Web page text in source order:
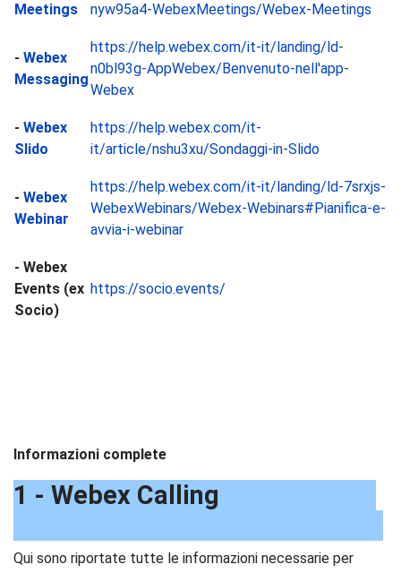
Meetings
nyw95a4-WebexMeetings/Webex-Meetings
- Webex
Messaging
https://help.webex.com/it-it/landing/ld-
n0bl93g-AppWebex/Benvenuto-nell'app-
Webex
- Webex
Slido
https://help.webex.com/it-
it/article/nshu3xu/Sondaggi-in-Slido
- Webex
Webinar
https://help.webex.com/it-it/landing/ld-7srxjs-
WebexWebinars/Webex-Webinars#Pianifica-e-
avvia-i-webinar
- Webex
Events (ex
Socio)
https://socio.events/
Informazioni complete
1 - Webex Calling
Qui sono riportate tutte le informazioni necessarie per